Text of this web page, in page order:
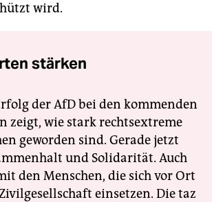
wird.
stärken
der AfD bei den kommenden
zeigt, wie stark rechtsextreme
geworden sind. Gerade jetzt
und Solidarität. Auch
den Menschen, die sich vor Ort
einsetzen. Die taz